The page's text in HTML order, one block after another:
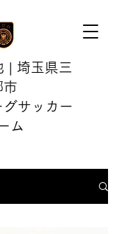
| 埼玉県三
市
サッカー
ム